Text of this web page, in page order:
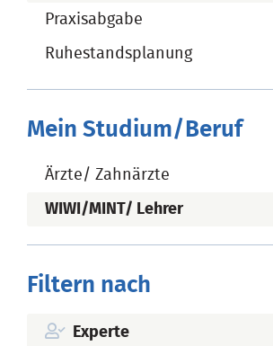
Praxisabgabe
Ruhestandsplanung
Mein Studium/Beruf
Ärzte/ Zahnärzte
WIWI/MINT/ Lehrer
Filtern nach
Experte